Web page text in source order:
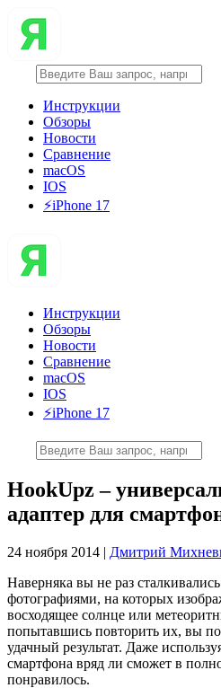
Инструкции
Обзоры
Новости
Сравнение
macOS
IOS
⚡️iPhone 17
Инструкции
Обзоры
Новости
Сравнение
macOS
IOS
⚡️iPhone 17
HookUpz –
адаптер для
24 ноября 2014 | Дмитрий
Наверняка вы не раз
фотографиями, на которых
восходящее солнце или
попытавшись повторить их, вы
удачный результат. Даже
смартфона вряд ли сможет в
понравилось.